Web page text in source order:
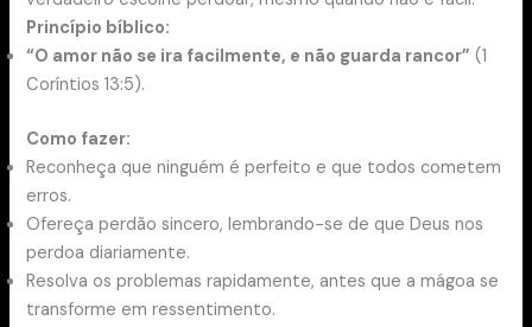
Princípio bíblico:
“O amor não se ira facilmente, e não guarda rancor” (1
Coríntios 13:5).
Como fazer:
Reconheça que ninguém é perfeito e que todos cometem
erros.
Ofereça perdão sincero, lembrando-se de que Deus nos
perdoa diariamente.
Resolva os problemas rapidamente, antes que a mágoa se
transforme em ressentimento.